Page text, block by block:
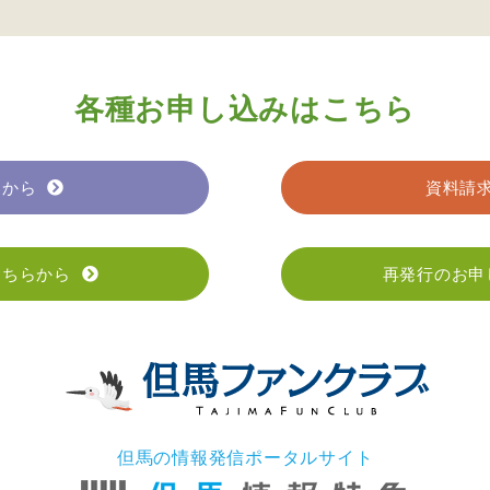
各種お申し込みはこちら
ら 資料請
らから 再発行のお
但馬の情報発信ポータルサイト